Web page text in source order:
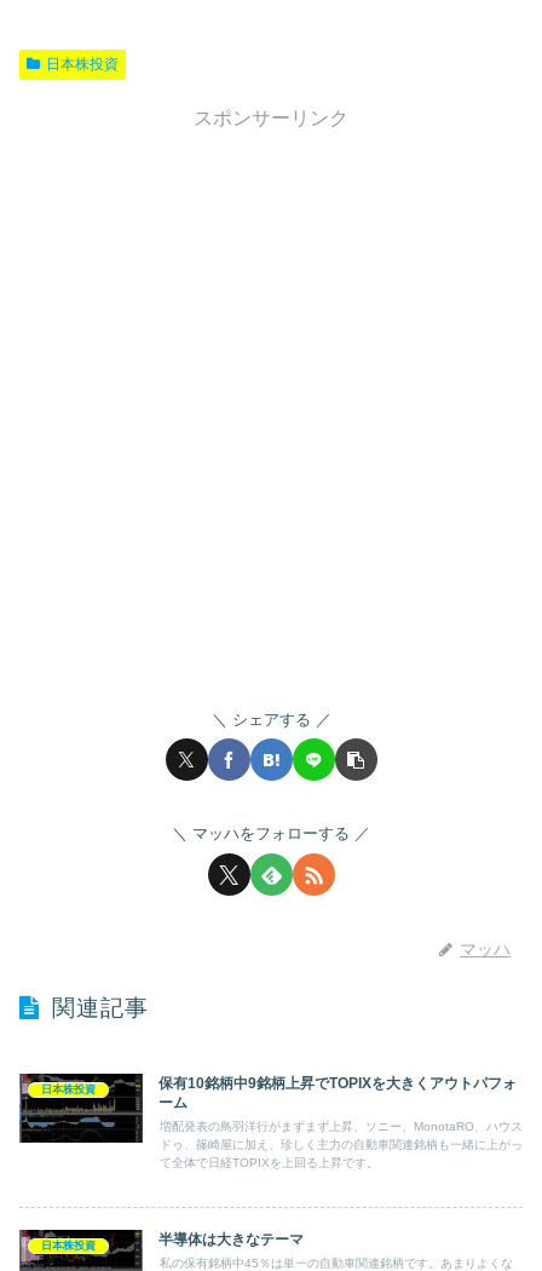
日本株投資
スポンサーリンク
シェアする
マッハをフォローする
マッハ
関連記事
日本株投資
保有10銘柄中9銘柄上昇でTOPIXを大きくアウトパフォ
ーム
増配発表の鳥羽洋行がまずまず上昇、ソニー、MonotaRO、ハウス
ドゥ、篠崎屋に加え、珍しく主力の自動車関連銘柄も一緒に上がっ
て全体で日経TOPIXを上回る上昇です。
日本株投資 半導体は大きなテーマ
私の保有銘柄中45％は単一の自動車関連銘柄です。あまりよくな